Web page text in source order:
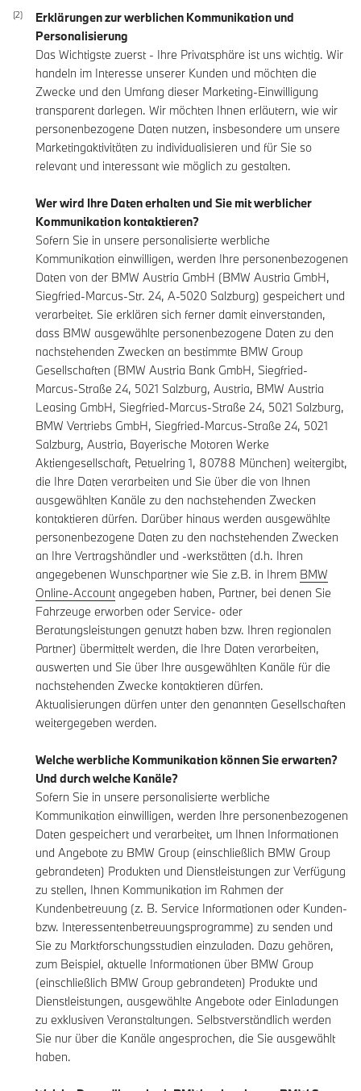
Erklärungen zur werblichen Kommunikation und
Personalisierung
Das Wichtigste zuerst - Ihre Privatsphäre ist uns wichtig. Wir
handeln im Interesse unserer Kunden und möchten die
Zwecke und den Umfang dieser Marketing-Einwilligung
transparent darlegen. Wir möchten Ihnen erläutern, wie wir
personenbezogene Daten nutzen, insbesondere um unsere
Marketingaktivitäten zu individualisieren und für Sie so
relevant und interessant wie möglich zu gestalten.
Wer wird Ihre Daten erhalten und Sie mit werblicher
Kommunikation kontaktieren?
Sofern Sie in unsere personalisierte werbliche
Kommunikation einwilligen, werden Ihre personenbezogenen
Daten von der BMW Austria GmbH (BMW Austria GmbH,
Siegfried-Marcus-Str. 24, A-5020 Salzburg) gespeichert und
verarbeitet. Sie erklären sich ferner damit einverstanden,
dass BMW ausgewählte personenbezogene Daten zu den
nachstehenden Zwecken an bestimmte BMW Group
Gesellschaften (BMW Austria Bank GmbH, Siegfried-
Marcus-Straße 24, 5021 Salzburg, Austria, BMW Austria
Leasing GmbH, Siegfried-Marcus-Straße 24, 5021 Salzburg,
BMW Vertriebs GmbH, Siegfried-Marcus-Straße 24, 5021
Salzburg, Austria, Bayerische Motoren Werke
Aktiengesellschaft, Petuelring 1, 80788 München) weitergibt,
die Ihre Daten verarbeiten und Sie über die von Ihnen
ausgewählten Kanäle zu den nachstehenden Zwecken
kontaktieren dürfen. Darüber hinaus werden ausgewählte
personenbezogene Daten zu den nachstehenden Zwecken
an Ihre Vertragshändler und -werkstätten (d.h. Ihren
angegebenen Wunschpartner wie Sie z.B. in Ihrem BMW
Online-Accountangegeben haben, Partner, bei denen Sie
Fahrzeuge erworben oder Service- oder
Beratungsleistungen genutzt haben bzw. Ihren regionalen
Partner) übermittelt werden, die Ihre Daten verarbeiten,
auswerten und Sie über Ihre ausgewählten Kanäle für die
nachstehenden Zwecke kontaktieren dürfen.
Aktualisierungen dürfen unter den genannten Gesellschaften
weitergegeben werden.
Welche werbliche Kommunikation können Sie erwarten?
Und durch welche Kanäle?
Sofern Sie in unsere personalisierte werbliche
Kommunikation einwilligen, werden Ihre personenbezogenen
Daten gespeichert und verarbeitet, um Ihnen Informationen
und Angebote zu BMW Group (einschließlich BMW Group
gebrandeten) Produkten und Dienstleistungen zur Verfügung
zu stellen, Ihnen Kommunikation im Rahmen der
Kundenbetreuung (z. B. Service Informationen oder Kunden-
bzw. Interessentenbetreuungsprogramme) zu senden und
Sie zu Marktforschungsstudien einzuladen. Dazu gehören,
zum Beispiel, aktuelle Informationen über BMW Group
(einschließlich BMW Group gebrandeten) Produkte und
Dienstleistungen, ausgewählte Angebote oder Einladungen
zu exklusiven Veranstaltungen. Selbstverständlich werden
Sie nur über die Kanäle angesprochen, die Sie ausgewählt
haben.